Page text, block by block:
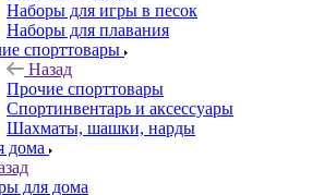
Наборы для игры в песок
Наборы для плавания
спорттовары
Назад
Прочие спорттовары
Спортинвентарь и аксессуары
Шахматы, шашки, нарды
дома
для дома